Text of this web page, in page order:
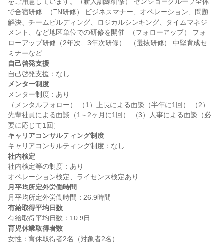
で合宿研修  （TN研修） ビジネスマナー、オペレーション、問題
解決、チームビルディング、ロジカルシンキング、タイムマネジ
メント、など地区単位での研修を開催  （フォローアップ） フォ
ローアップ研修（2年次、3年次研修）  （選抜研修） 中堅育成セ
自己啓発支援
メンター制度
メンター制度：あり
（メンタルフォロー） （1）上長による面談（半年に1回） （2）
先輩社員による面談（1～2ヶ月に1回） （3）人事による面談（必
キャリアコンサルティング制度
社内検定
社内検定等の制度：あり
月平均所定外労働時間
有給取得平均日数
育児休業取得者数
女性：育休取得者2名（対象者2名）